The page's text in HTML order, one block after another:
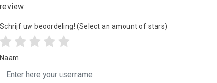
review
Schrijf uw beoordeling! (Select an amount of stars)
Naam